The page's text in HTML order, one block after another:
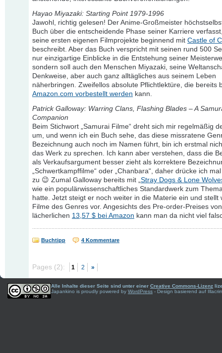
Hayao Miyazaki: Starting Point 1979-1996
Jawohl, richtig gelesen! Der Anime-Großmeister
Buch über die entscheidende Phase seiner Karriere
seine ersten eigenen Filmprojekte beginnend mit Castle of
beschreibt. Aber das Buch verspricht mit seinen rund 500
nur einzigartige Einblicke in die Entstehung seiner
sondern soll auch den Menschen Miyazaki, seine
Denkweise, aber auch ganz alltägliches aus seinem Leben
näherbringen. Zweifellos absolute Pflichtlektüre, die bereits
Amazon.com vorbestellt werden kann.
Patrick Galloway: Warring Clans, Flashing Blades – A
Companion
Beim Stichwort „Samurai Filme“ dreht sich mir regelmäßig
um, und wenn ich ein Buch sehe, das diese missratene
Bezeichnung auch noch im Namen führt, bin ich erstmal
das Werk zu sprechen. Ich kann aber verstehen, dass die
als Verkaufsargument besser zieht als korrektere
„Schwertkampffilme“ oder „Chanbara“, daher drücke ich
zu 😉 Zumal Galloway bereits mit „Stray Dogs & Lone
wie ein populärwissenschaftliches Standardwerk zum
hatte. Jetzt steigt er noch weiter in die Materie ein und stellt
Filme des Genres vor. Angesichts des Pre-order-Preises von
lächerlichen 13,57 $ bei Amazon kann man da nicht viel
Buchtipp 4 Kommentare
Pages (2): 1 2 »
Alle Inhalte dieser Seite sind unter einer Creative Commons-Lizenz
Japankino is proudly powered by WordPress - Design basierend auf